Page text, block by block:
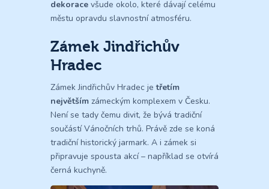
dekorace všude okolo, které dávají celému
městu opravdu slavnostní atmosféru.
Zámek Jindřichův
Hradec
Zámek Jindřichův Hradec jetřetím
největším zámeckým komplexem v Česku.
Není se tady čemu divit, že bývá tradiční
součástí Vánočních trhů. Právě zde se koná
tradiční historický jarmark. A i zámek si
připravuje spousta akcí – například se otvírá
černá kuchyně.